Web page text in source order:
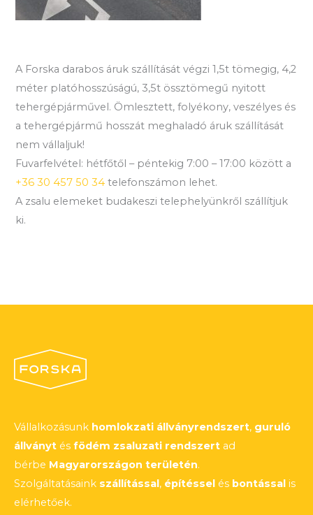
A Forska darabos áruk szállítását végzi 1,5t tömegig, 4,2
méter platóhosszúságú, 3,5t össztömegű nyitott
tehergépjárművel. Ömlesztett, folyékony, veszélyes és
a tehergépjármű hosszát meghaladó áruk szállítását
nem vállaljuk!
Fuvarfelvétel: hétfőtől – péntekig 7:00 – 17:00 között a
+36 30 457 50 34 telefonszámon lehet.
A zsalu elemeket budakeszi telephelyünkről szállítjuk
ki.
Vállalkozásunk homlokzati állványrendszert, guruló
állványt és födém zsaluzati rendszert ad
bérbe Magyarországon területén.
Szolgáltatásaink szállítással, építéssel és bontással is
elérhetőek.